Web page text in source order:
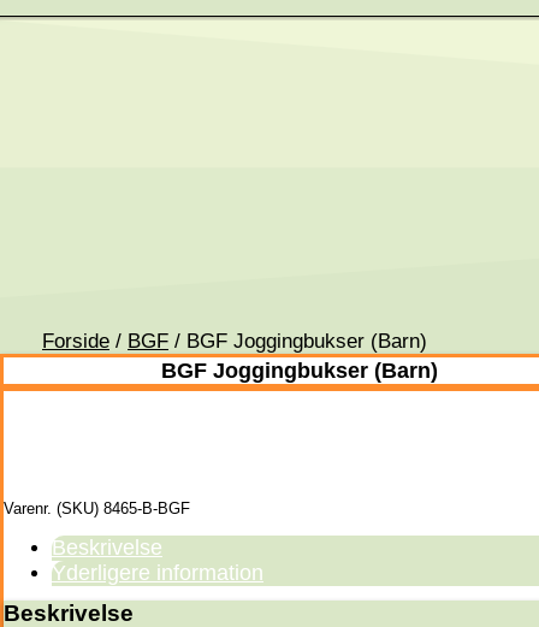
Forside / BGF / BGF Joggingbukser (Barn)
BGF Joggingbukser (Barn)
Varenr. (SKU) 8465-B-BGF
Beskrivelse
Yderligere information
Beskrivelse